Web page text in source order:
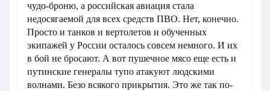
чудо-броню, а российская авиация стала
недосягаемой для всех средств ПВО. Нет, конечно.
Просто и танков и вертолетов и обученных
экипажей у России осталось совсем немного. И их
в бой не бросают. А вот пушечное мясо еще есть и
путинские генералы тупо атакуют людскими
волнами. Безо всякого прикрытия. Это же так по-